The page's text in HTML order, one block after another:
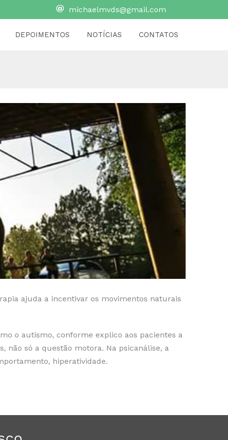
michaelmvds@gmail.com
DEPOIMENTOS NOTÍCIAS CONTATOS
ajuda a incentivar os movimentos naturais
o autismo, conforme explico aos pacientes a
só a questão motora. Na psicanálise, a
hiperatividade.